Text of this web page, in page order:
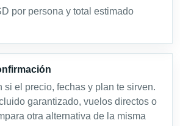
por persona y total estimado
si el precio, fechas y plan te sirven.
garantizado, vuelos directos o
otra alternativa de la misma